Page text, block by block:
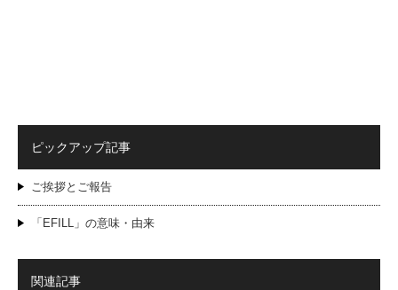
ピックアップ記事
ご挨拶とご報告
「EFILL」の意味・由来
関連記事